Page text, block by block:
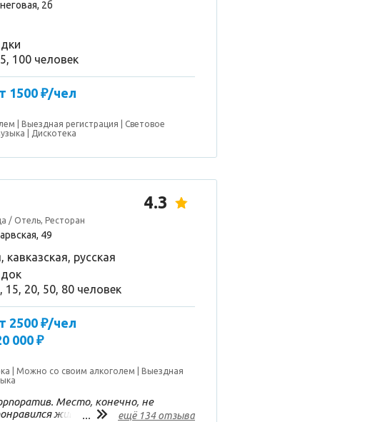
2б
100 человек
1500 ₽/чел
Выездная регистрация
Световое
Дискотека
/ Отель, Ресторан
4.3
49
кавказская, русская
15, 20, 50, 80 человек
2500 ₽/чел
000 ₽
Можно со своим алкоголем
Выездная
Место, конечно, не
живой уголок при
... ещё 134 отзыва